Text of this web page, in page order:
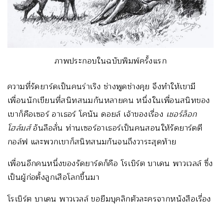
ภาพประกอบในฉบับพิมพ์ครั้งแรก
ความที่รัดยาร์ดเป็นคนร่าเริง ช่างพูดช่างคุย จึงทำให้เขามี
เพื่อนนักเขียนที่สนิทสนมกันหลายคน หนึ่งในเพื่อนสนิทของ
เขาก็คือเซอร์ อาเธอร์ โคนัน ดอยล์ เจ้าของเรื่อง เชอร์ล็อก
โฮล์มส์อันลือลั่น ท่านเซอร์อาเธอร์เป็นคนสอนให้รัดยาร์ดตี
กอล์ฟ และพวกเขาก็สนิทสนมกันจนถึงวาระสุดท้าย
เพื่อนอีกคนหนึ่งของรัดยาร์ดก็คือ โรเบิร์ต บาเดน พาวเวลล์ ซึ่ง
เป็นผู้ก่อตั้งลูกเสือโลกขึ้นมา
โรเบิร์ต บาเดน พาวเวลล์ ขอยืมบุคลิกตัวละครจากหนังสือเรื่อง